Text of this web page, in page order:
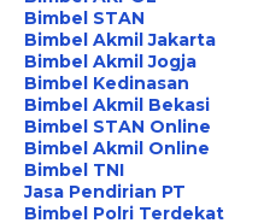
Bimbel STAN
Bimbel Akmil Jakarta
Bimbel Akmil Jogja
Bimbel Kedinasan
Bimbel Akmil Bekasi
Bimbel STAN Online
Bimbel Akmil Online
Bimbel TNI
Jasa Pendirian PT
Bimbel Polri Terdekat